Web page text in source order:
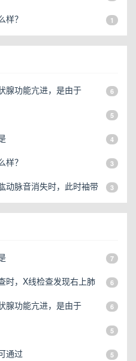
样？ 1
腺功能亢进，是由于 6
5
4
样？ 3
动脉音消失时，此时袖带
3
7
时，X线检查发现右上肺
6
腺功能亢进，是由于 6
5
通过 5